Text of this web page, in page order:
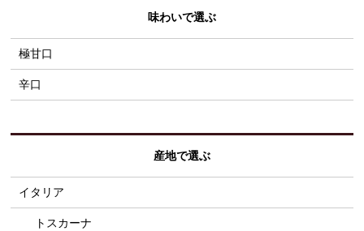
味わいで選ぶ
極甘口
辛口
産地で選ぶ
イタリア
トスカーナ